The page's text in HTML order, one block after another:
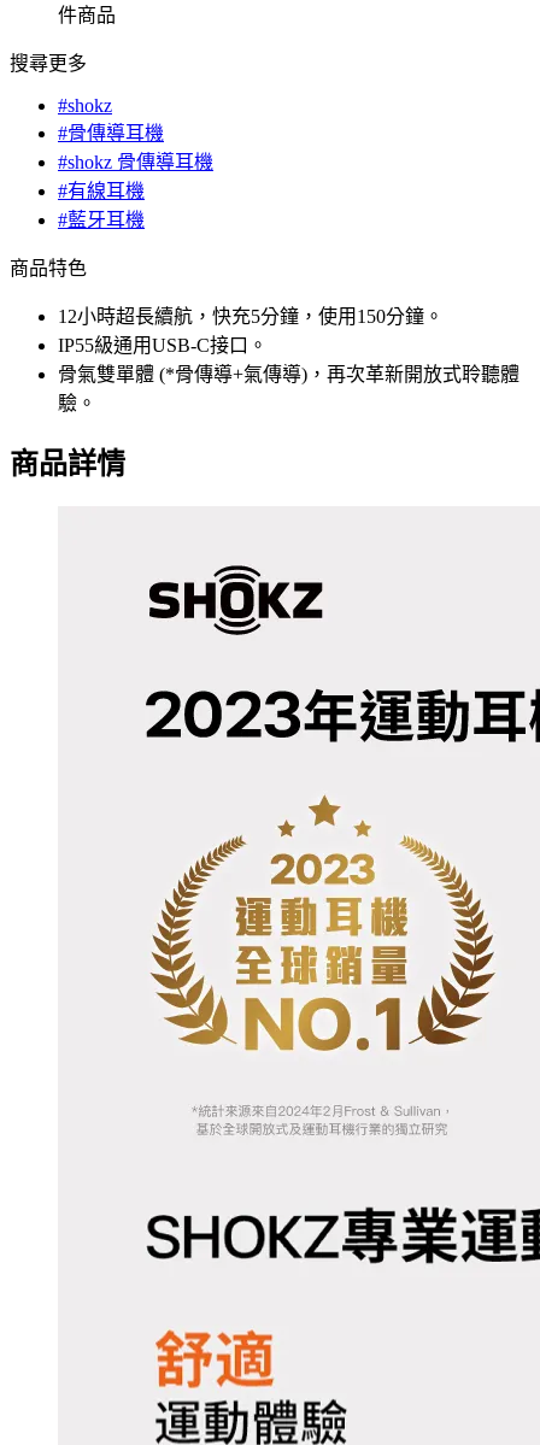
件商品
搜尋更多
#shokz
#骨傳導耳機
#shokz 骨傳導耳機
#有線耳機
#藍牙耳機
商品特色
12小時超長續航，快充5分鐘，使用150分鐘。
IP55級通用USB-C接口。
骨氣雙單體 (*骨傳導+氣傳導)，再次革新開放式聆聽體
驗。
商品詳情